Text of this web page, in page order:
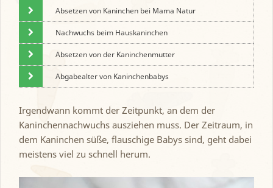
Absetzen von Kaninchen bei Mama Natur
Nachwuchs beim Hauskaninchen
Absetzen von der Kaninchenmutter
Abgabealter von Kaninchenbabys
Irgendwann kommt der Zeitpunkt, an dem der
Kaninchennachwuchs ausziehen muss. Der Zeitraum, in
dem Kaninchen süße, flauschige Babys sind, geht dabei
meistens viel zu schnell herum.